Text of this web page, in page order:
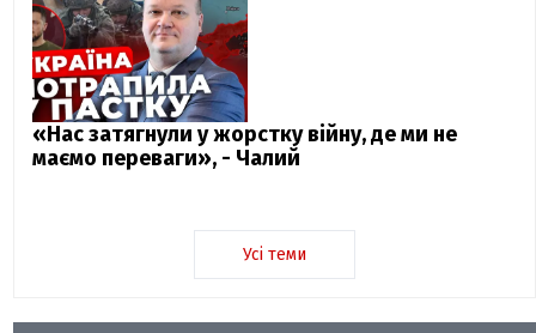
«Нас затягнули у жорстку війну, де ми не
маємо переваги», - Чалий
Усі теми